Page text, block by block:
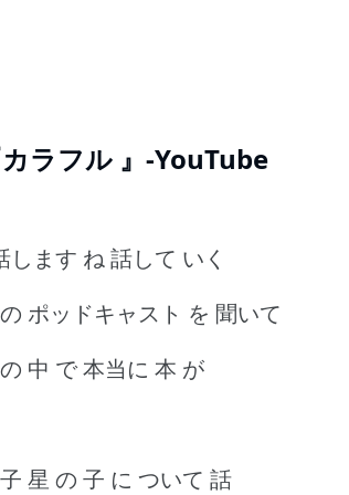
ラフル 』-YouTube
ます ね 話して いく
ポッドキャスト を 聞いて
中 で 本当に 本 が
星 の 子 に ついて 話